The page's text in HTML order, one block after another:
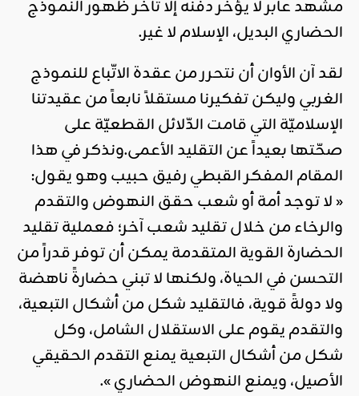
مشهد عابر لا يؤخر دفنه إلا تأخر ظهور النموذج
الحضاري البديل، الإسلام لا غير.
لقد آن الأوان أن نتحرر من عقدة الاتّباع للنموذج
الغربي وليكن تفكيرنا مستقلاً نابعاً من عقيدتنا
الإسلاميّة التي قامت الدّلائل القطعيّة على
صحّتها بعيداً عن التقليد الأعمى.ونذكر في هذا
المقام المفكر القبطي رفيق حبيب وهو يقول:
« لا توجد أمة أو شعب حقق النهوض والتقدم
والرخاء من خلال تقليد شعب آخر؛ فعملية تقليد
الحضارة القوية المتقدمة يمكن أن توفر قدراً من
التحسن في الحياة، ولكنها لا تبني حضارةً ناهضة
ولا دولةً قوية، فالتقليد شكل من أشكال التبعية،
والتقدم يقوم على الاستقلال الشامل، وكل
شكل من أشكال التبعية يمنع التقدم الحقيقي
الأصيل، ويمنع النهوض الحضاري ».